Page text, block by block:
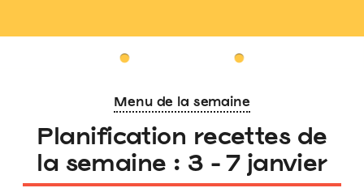
Menu de la semaine
Planification recettes de
la semaine : 3 - 7 janvier